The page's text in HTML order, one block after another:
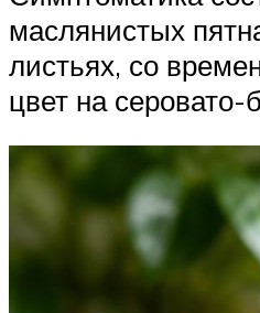
маслянистых
листьях, со
цвет на серовато-